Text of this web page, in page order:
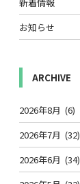
お知らせ
ARCHIVE
2026年8月 (6)
2026年7月 (32)
2026年6月 (34)